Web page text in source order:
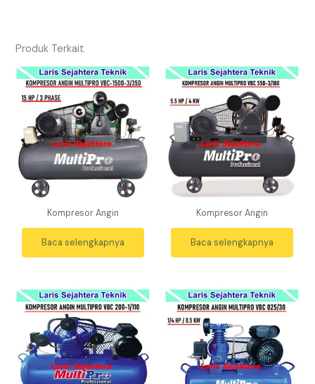
Produk Terkait
Kompresor Angin
Baca selengkapnya
Kompresor Angin
Baca selengkapnya